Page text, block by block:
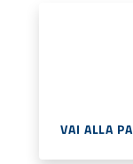
VAI ALLA